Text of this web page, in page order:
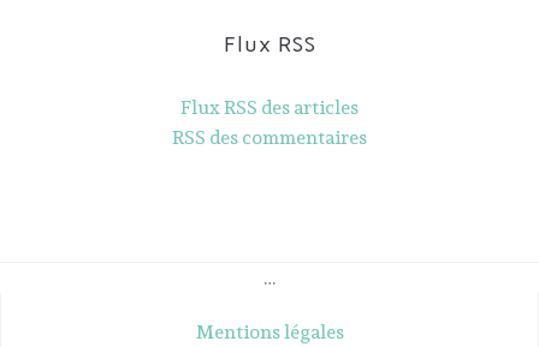
Flux RSS
Flux RSS des articles
RSS des commentaires
…
Mentions légales